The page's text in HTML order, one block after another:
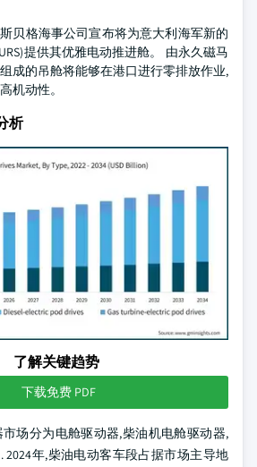
贝格海事公司宣布将为意大利海军新的
提供其优雅电动推进舱。 由永久磁马
成的吊舱将能够在港口进行零排放作业,
机动性。
析
了解关键趋势
下载免费 PDF
场分为电舱驱动器,柴油机电舱驱动器,
2024年,柴油电动客车段占据市场主导地